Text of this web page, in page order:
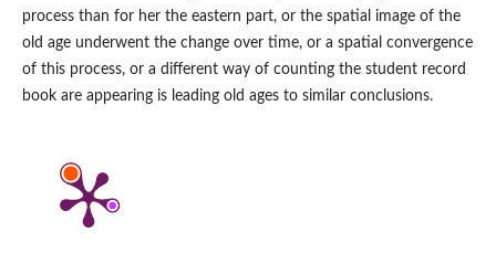
process than for her the eastern part, or the spatial image of the
old age underwent the change over time, or a spatial convergence
of this process, or a different way of counting the student record
book are appearing is leading old ages to similar conclusions.